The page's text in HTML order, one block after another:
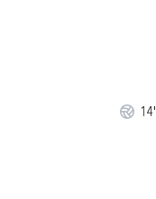
14'